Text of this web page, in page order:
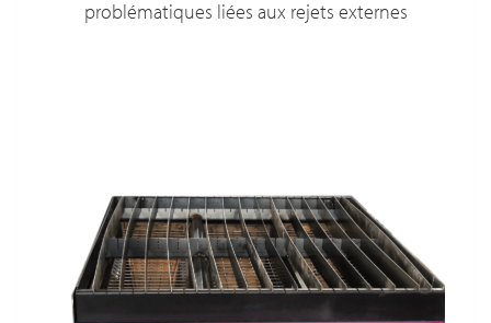
problématiques liées aux rejets externes